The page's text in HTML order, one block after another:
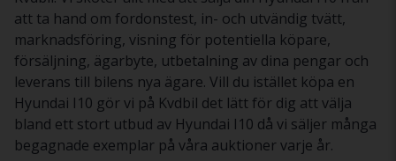
att ta hand om fordonstest, in- och utvändig tvätt,
marknadsföring, visning för potentiella köpare,
försäljning, ägarbyte, utbetalning av dina pengar och
leverans till bilens nya ägare. Vill du istället köpa en
Hyundai I10 gör vi på Kvdbil det lätt för dig att välja
bland ett stort utbud av Hyundai I10 då vi säljer många
begagnade exemplar på våra auktioner varje år.